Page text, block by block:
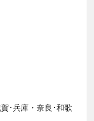
･兵庫・奈良･和歌